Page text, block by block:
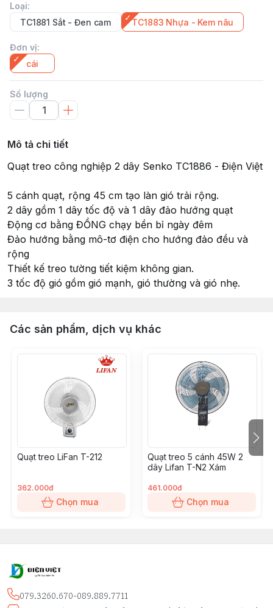
Loại:
TC1881 Sắt - Đen cam
TC1883 Nhựa - Kem nâu
Đơn vị:
cái
Số lượng
Mô tả chi tiết
Quạt treo công nghiệp 2 dây Senko TC1886 - Điện Việt
5 cánh quạt, rộng 45 cm tạo làn gió trải rộng.
2 dây gồm 1 dây tốc độ và 1 dây đảo hướng quạt
Động cơ bằng ĐỒNG chạy bền bỉ ngày đêm
Đảo hướng bằng mô-tơ điện cho hướng đảo đều và
rộng
Thiết kế treo tường tiết kiệm không gian.
3 tốc độ gió gồm gió mạnh, gió thường và gió nhẹ.
Các sản phẩm, dịch vụ khác
Quạt treo LiFan T-212
362.000đ
Chọn mua
Quạt treo 5 cánh 45W 2
dây Lifan T-N2 Xám
461.000đ
Chọn mua
079.3260.670-089.889.7711